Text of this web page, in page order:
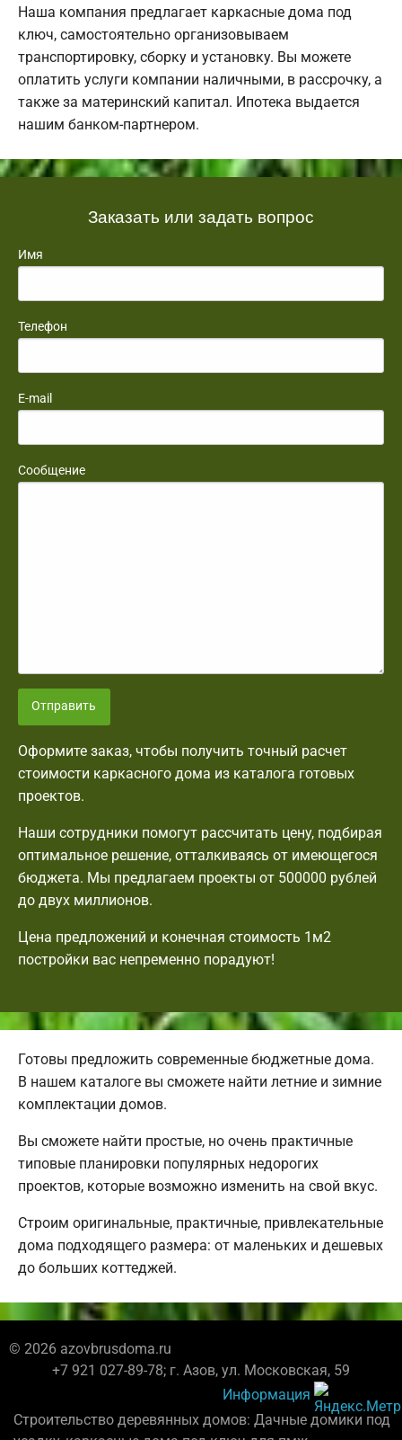
Наша компания предлагает каркасные дома под
ключ, самостоятельно организовываем
транспортировку, сборку и установку. Вы можете
оплатить услуги компании наличными, в рассрочку, а
также за материнский капитал. Ипотека выдается
нашим банком-партнером.
Заказать или задать вопрос
Имя
Телефон
E-mail
Сообщение
Отправить
Оформите заказ, чтобы получить точный расчет
стоимости каркасного дома из каталога готовых
проектов.
Наши сотрудники помогут рассчитать цену, подбирая
оптимальное решение, отталкиваясь от имеющегося
бюджета. Мы предлагаем проекты от 500000 рублей
до двух миллионов.
Цена предложений и конечная стоимость 1м2
постройки вас непременно порадуют!
Готовы предложить современные бюджетные дома.
В нашем каталоге вы сможете найти летние и зимние
комплектации домов.
Вы сможете найти простые, но очень практичные
типовые планировки популярных недорогих
проектов, которые возможно изменить на свой вкус.
Строим оригинальные, практичные, привлекательные
дома подходящего размера: от маленьких и дешевых
до больших коттеджей.
© 2026 azovbrusdoma.ru
+7 921 027-89-78; г. Азов, ул. Московская, 59
Информация
Строительство деревянных домов: Дачные домики под